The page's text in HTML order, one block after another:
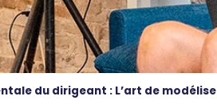
du dirigeant : L’art de